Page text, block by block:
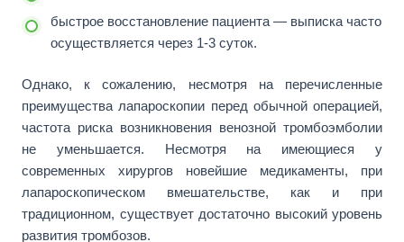
быстрое восстановление пациента — выписка часто
осуществляется через 1-3 суток.
Однако, к сожалению, несмотря на перечисленные
преимущества лапароскопии перед обычной операцией,
частота риска возникновения венозной тромбоэмболии
не уменьшается. Несмотря на имеющиеся у
современных хирургов новейшие медикаменты, при
лапароскопическом вмешательстве, как и при
традиционном, существует достаточно высокий уровень
развития тромбозов.